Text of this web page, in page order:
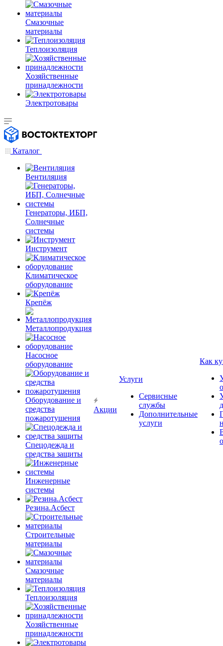
Смазочные
материалы
Теплоизоляция
Хозяйственные
принадлежности
Электротовары
Каталог
Вентиляция
Генераторы, ИБП,
Солнечные
системы
Инструмент
Климатическое
оборудование
Крепёж
Металлопродукция
Насосное
оборудование
Оборудование и
средства
пожаротушения
Спецодежда и
средства защиты
Инженерные
системы
Резина.Асбест
Строительные
материалы
Смазочные
материалы
Теплоизоляция
Хозяйственные
принадлежности
Акции
Услуги
Сервисные
службы
Дополнительные
услуги
Как